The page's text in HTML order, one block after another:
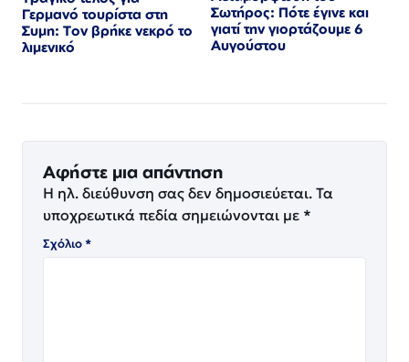
Γερμανό τουρίστα στη
Συμη: Τον βρήκε νεκρό το
λιμενικό
Σωτήρος: Πότε έγινε και
γιατί την γιορτάζουμε 6
Αυγούστου
Αφήστε μια απάντηση
Η ηλ. διεύθυνση σας δεν δημοσιεύεται. Τα
υποχρεωτικά πεδία σημειώνονται με *
Σχόλιο*